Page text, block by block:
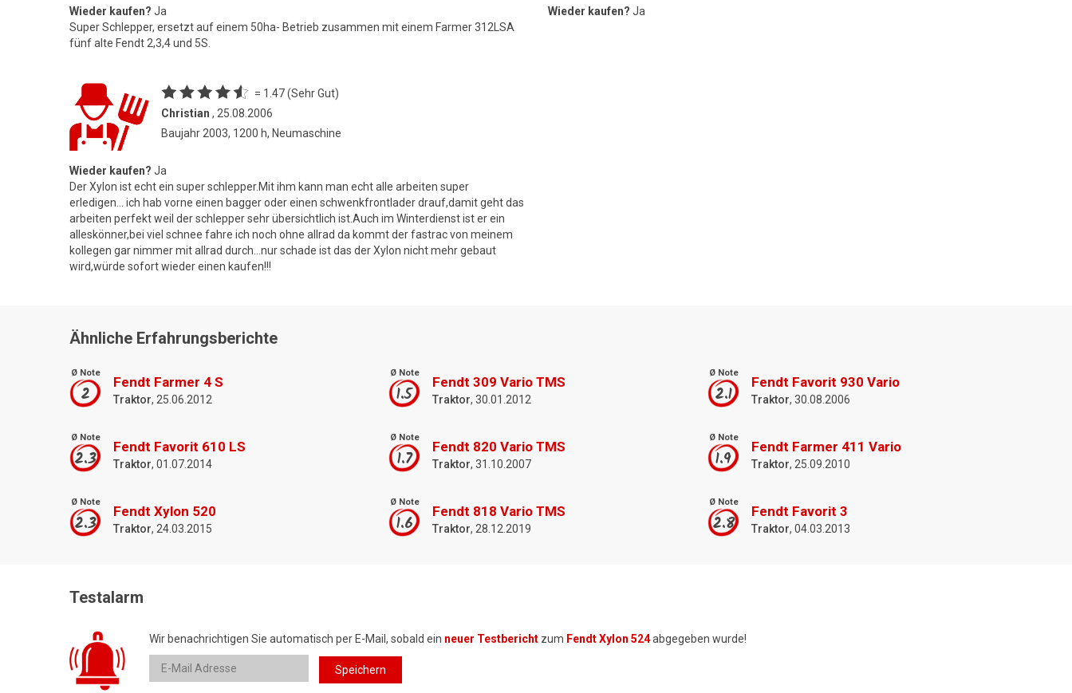
Wieder kaufen? Ja
Super Schlepper, ersetzt auf einem 50ha- Betrieb zusammen mit einem Farmer 312LSA
fünf alte Fendt 2,3,4 und 5S.
Wieder kaufen? Ja
= 1.47 (Sehr Gut)
Christian , 25.08.2006
Baujahr 2003, 1200 h, Neumaschine
Wieder kaufen? Ja
Der Xylon ist echt ein super schlepper.Mit ihm kann man echt alle arbeiten super
erledigen... ich hab vorne einen bagger oder einen schwenkfrontlader drauf,damit geht das
arbeiten perfekt weil der schlepper sehr übersichtlich ist.Auch im Winterdienst ist er ein
alleskönner,bei viel schnee fahre ich noch ohne allrad da kommt der fastrac von meinem
kollegen gar nimmer mit allrad durch...nur schade ist das der Xylon nicht mehr gebaut
wird,würde sofort wieder einen kaufen!!!
Ähnliche Erfahrungsberichte
Ø Note
2
Fendt Farmer 4 S
Traktor, 25.06.2012
Ø Note
1.5
Fendt 309 Vario TMS
Traktor, 30.01.2012
Ø Note
2.1
Fendt Favorit 930 Vario
Traktor, 30.08.2006
Ø Note
2.3
Fendt Favorit 610 LS
Traktor, 01.07.2014
Ø Note
1.7
Fendt 820 Vario TMS
Traktor, 31.10.2007
Ø Note
1.9
Fendt Farmer 411 Vario
Traktor, 25.09.2010
Ø Note
2.3
Fendt Xylon 520
Traktor, 24.03.2015
Ø Note
1.6
Fendt 818 Vario TMS
Traktor, 28.12.2019
Ø Note
2.8
Fendt Favorit 3
Traktor, 04.03.2013
Testalarm
Wir benachrichtigen Sie automatisch per E-Mail, sobald ein neuer Testbericht zum Fendt Xylon 524abgegeben wurde!
Speichern